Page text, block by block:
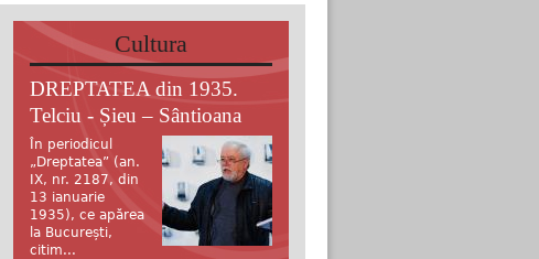
Cultura
DREPTATEA din 1935.
Telciu - Șieu – Sântioana
În periodicul
„Dreptatea” (an.
IX, nr. 2187, din
13 ianuarie
1935), ce apărea
la București,
citim...